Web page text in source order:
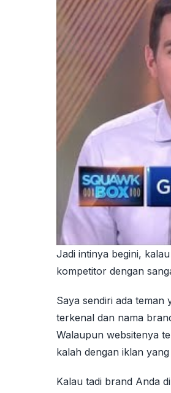
Jadi intinya begini,
kompetitor dengan
Saya sendiri ada teman
terkenal dan nama
Walaupun websitenya
kalah dengan iklan
Kalau tadi brand Anda